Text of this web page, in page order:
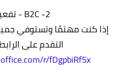
2- B2C - تفعيل:
إذا كنت مهتمًا وتستوفي
التقدم على
r/fDgpbiRf5x